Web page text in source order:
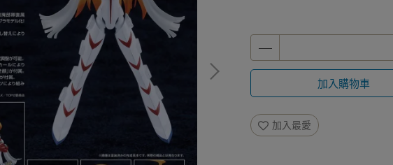
加入購物車
加入最愛